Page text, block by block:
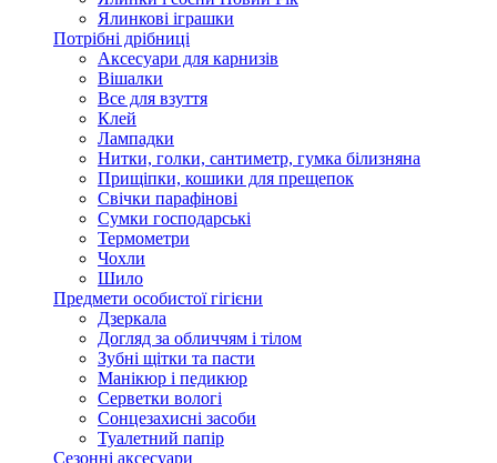
Ялинкові іграшки
Потрібні дрібниці
Аксесуари для карнизів
Вішалки
Все для взуття
Клей
Лампадки
Нитки, голки, сантиметр, гумка білизняна
Прищіпки, кошики для прещепок
Свічки парафінові
Сумки господарські
Термометри
Чохли
Шило
Предмети особистої гігієни
Дзеркала
Догляд за обличчям і тілом
Зубні щітки та пасти
Манікюр і педикюр
Серветки вологі
Сонцезахисні засоби
Туалетний папір
Сезонні аксесуари